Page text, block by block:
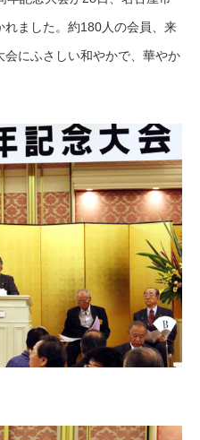
ました。約180人の会員、来
にふさしい和やかで、華やか